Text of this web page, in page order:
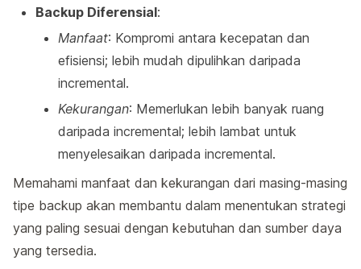
Backup Diferensial:
Manfaat: Kompromi antara kecepatan dan
efisiensi; lebih mudah dipulihkan daripada
incremental.
Kekurangan: Memerlukan lebih banyak ruang
daripada incremental; lebih lambat untuk
menyelesaikan daripada incremental.
Memahami manfaat dan kekurangan dari masing-masing
tipe backup akan membantu dalam menentukan strategi
yang paling sesuai dengan kebutuhan dan sumber daya
yang tersedia.